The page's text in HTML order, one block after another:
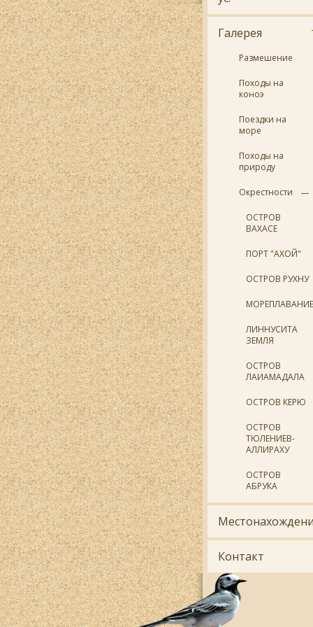
Галерея
Размешение
Походы на
коноэ
Поездки на
море
Походы на
природу
Окрестности
ОСТРОВ
ВАХАСЕ
ПОРТ "АХОЙ"
ОСТРОВ РУХНУ
МОРЕПЛАВАНИЕ
ЛИННУСИТА
ЗЕМЛЯ
ОСТРОВ
ЛАИАМАДАЛА
ОСТРОВ КЕРЮ
ОСТРОВ
ТЮЛЕНИЕВ-
АЛЛИРАХУ
ОСТРОВ
АБРУКА
Контакт